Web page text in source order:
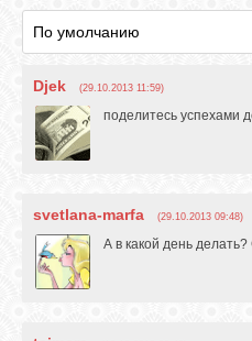
Djek (29.10.2013 11:59)
поделитесь успехами
svetlana-marfa (29.10.2013 09:48)
А в какой день